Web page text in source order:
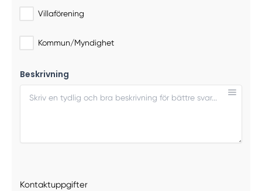
Villaförening
Kommun/Myndighet
Beskrivning
Kontaktuppgifter